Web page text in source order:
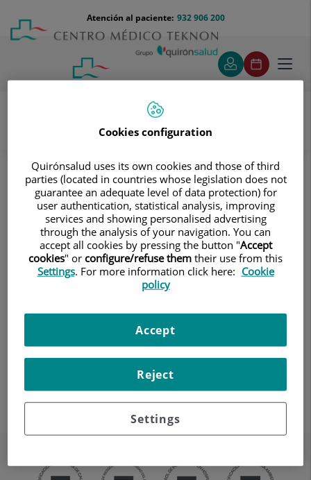
contenido
Menú
teléfono
cabecera
932 906 200
Atención al paciente:
Tratamientos y Especialidades
Diagnóstico por la imagen
Tomografía Computarizada (TAC)
Osteoarticular
TC Pelvis ósea
TC Pelvis ósea
Exploración radiológica que
giran alrededor del paciente,
reconstruyendo las
imágenes por ordenador (TC
Multidetector), permite el
estudio de huesos, músculos y articulaciones de la pelvis.
Cookies configuration
Quirónsalud uses its own cookies and those of third
parties (located in countries whose legislation does not
guarantee an adequate level of data protection) for
user authentication, statistical analysis, improving
services and showing personalised advertising
through the analysis of your navigation. You can
accept all cookies by pressing the button "Accept
cookies" or configure/refuse them their use from this
Settings. For more information click here: Cookie
policy
Settings
Reject
Accept